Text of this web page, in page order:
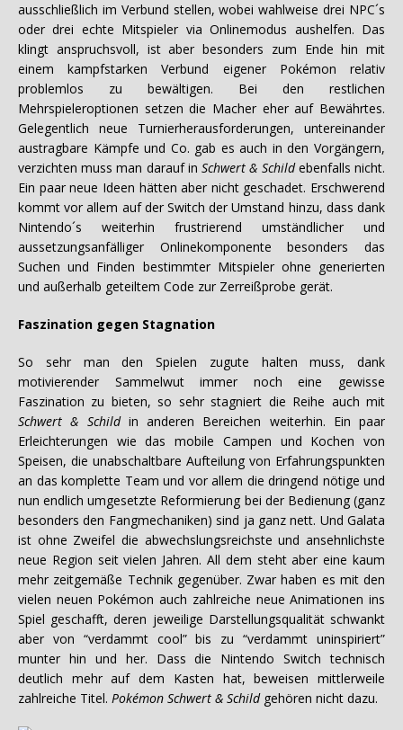
ausschließlich im Verbund stellen, wobei wahlweise drei NPC´s
oder drei echte Mitspieler via Onlinemodus aushelfen. Das
klingt anspruchsvoll, ist aber besonders zum Ende hin mit
einem kampfstarken Verbund eigener Pokémon relativ
problemlos zu bewältigen. Bei den restlichen
Mehrspieleroptionen setzen die Macher eher auf Bewährtes.
Gelegentlich neue Turnierherausforderungen, untereinander
austragbare Kämpfe und Co. gab es auch in den Vorgängern,
verzichten muss man darauf inSchwert & Schildebenfalls nicht.
Ein paar neue Ideen hätten aber nicht geschadet. Erschwerend
kommt vor allem auf der Switch der Umstand hinzu, dass dank
Nintendo´s weiterhin frustrierend umständlicher und
aussetzungsanfälliger Onlinekomponente besonders das
Suchen und Finden bestimmter Mitspieler ohne generierten
und außerhalb geteiltem Code zur Zerreißprobe gerät.
Faszination gegen Stagnation
So sehr man den Spielen zugute halten muss, dank
motivierender Sammelwut immer noch eine gewisse
Faszination zu bieten, so sehr stagniert die Reihe auch mit
Schwert & Schildin anderen Bereichen weiterhin. Ein paar
Erleichterungen wie das mobile Campen und Kochen von
Speisen, die unabschaltbare Aufteilung von Erfahrungspunkten
an das komplette Team und vor allem die dringend nötige und
nun endlich umgesetzte Reformierung bei der Bedienung (ganz
besonders den Fangmechaniken) sind ja ganz nett. Und Galata
ist ohne Zweifel die abwechslungsreichste und ansehnlichste
neue Region seit vielen Jahren. All dem steht aber eine kaum
mehr zeitgemäße Technik gegenüber. Zwar haben es mit den
vielen neuen Pokémon auch zahlreiche neue Animationen ins
Spiel geschafft, deren jeweilige Darstellungsqualität schwankt
aber von “verdammt cool” bis zu “verdammt uninspiriert”
munter hin und her. Dass die Nintendo Switch technisch
deutlich mehr auf dem Kasten hat, beweisen mittlerweile
zahlreiche Titel. Pokémon Schwert & Schildgehören nicht dazu.